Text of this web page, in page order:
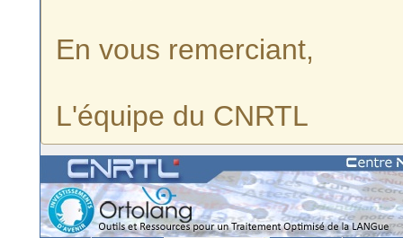
En vous remerciant,
L'équipe du CNRTL